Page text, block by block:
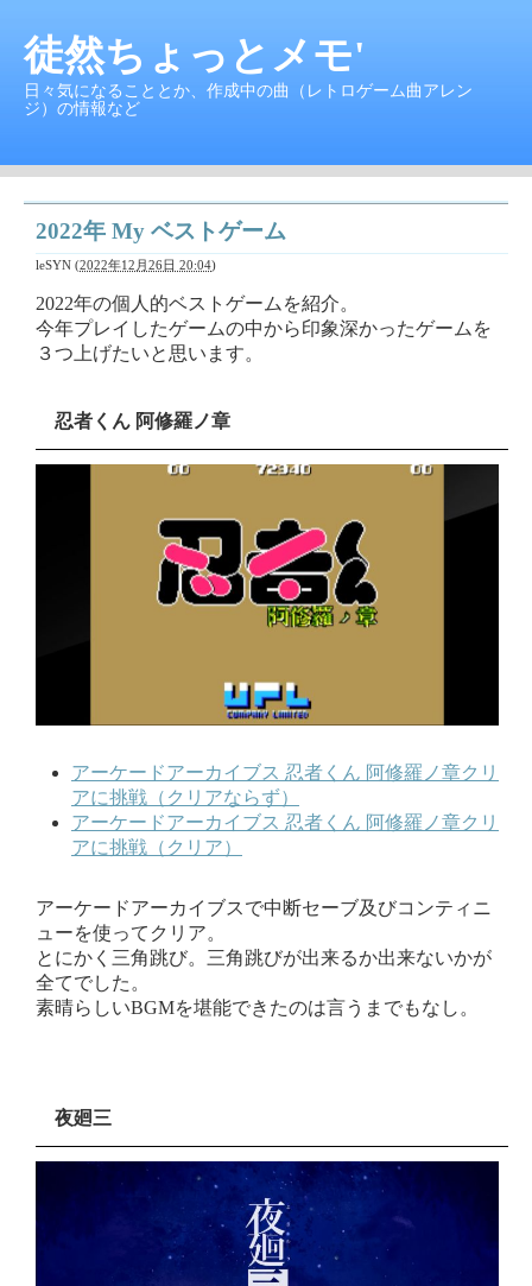
徒然ちょっとメモ'
日々気になることとか、作成中の曲（レトロゲーム曲アレン
ジ）の情報など
2022年 My ベストゲーム
leSYN (2022年12月26日 20:04)
2022年の個人的ベストゲームを紹介。
今年プレイしたゲームの中から印象深かったゲームを
３つ上げたいと思います。
忍者くん 阿修羅ノ章
アーケードアーカイブス 忍者くん 阿修羅ノ章クリ
アに挑戦（クリアならず）
アーケードアーカイブス 忍者くん 阿修羅ノ章クリ
アに挑戦（クリア）
アーケードアーカイブスで中断セーブ及びコンティニ
ューを使ってクリア。
とにかく三角跳び。三角跳びが出来るか出来ないかが
全てでした。
素晴らしいBGMを堪能できたのは言うまでもなし。
夜廻三